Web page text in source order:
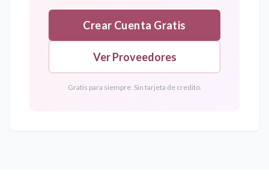
Crear Cuenta Gratis
Ver Proveedores
Gratis para siempre. Sin tarjeta de credito.